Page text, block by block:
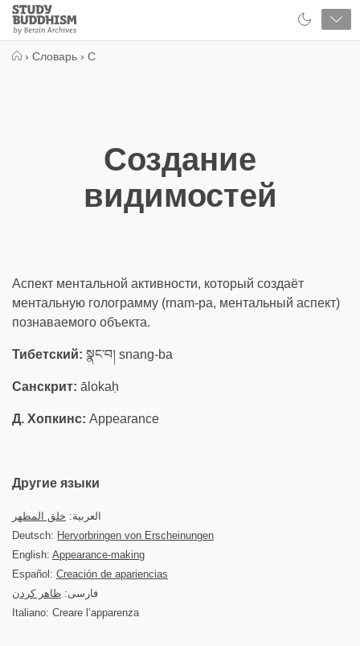
Close
Study
Buddhism
› Словарь › С
Создание
видимостей
Аспект ментальной активности, который создаёт
ментальную голограмму (rnam-pa, ментальный аспект)
познаваемого объекта.
Тибетский: སྣང་བ། snang-ba
Санскрит: ālokaḥ
Д. Хопкинс: Appearance
Другие языки
العربية: خلق المظهر
Deutsch: Hervorbringen von Erscheinungen
English: Appearance-making
Español: Creación de apariencias
فارسی: ظاهر کردن
Italiano: Creare l’apparenza